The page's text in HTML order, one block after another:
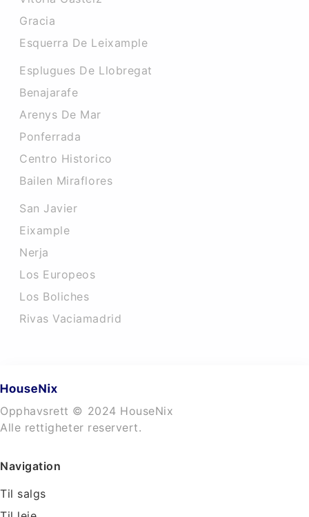
Gracia
Esquerra De Leixample
Esplugues De Llobregat
Benajarafe
Arenys De Mar
Ponferrada
Centro Historico
Bailen Miraflores
San Javier
Eixample
Nerja
Los Europeos
Los Boliches
Rivas Vaciamadrid
Opphavsrett © 2024 HouseNix
Alle rettigheter reservert.
Navigation
Til salgs